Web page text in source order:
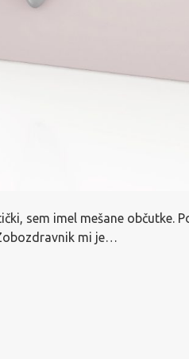
sem imel mešane občutke.
mi je…